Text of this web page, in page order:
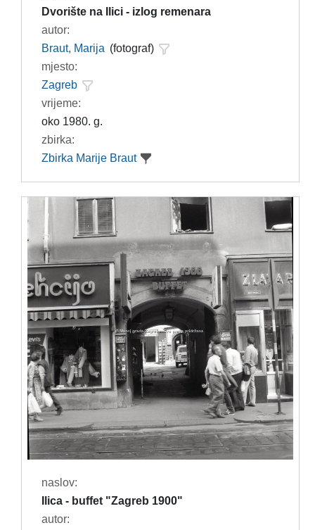
Dvorište na Ilici - izlog remenara
autor:
Braut, Marija (fotograf)
mjesto:
Zagreb
vrijeme:
oko 1980. g.
zbirka:
Zbirka Marije Braut
naslov:
Ilica - buffet "Zagreb 1900"
autor: